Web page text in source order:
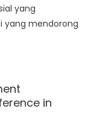
yang
yang mendorong
in